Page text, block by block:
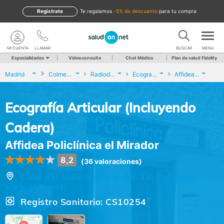
te regalamos -5% de descuento para tu compra
Regístrate
LLAMAR
MI CUENTA BUSCAR MENU
Especialidades Videoconsulta Chat Médico Plan de salud Fidelity
Madrid Colmenar Viejo Radiodiagnóstico Ecografía Articular (Incluyendo Cadera) Affidea Policlínica el Mirador
Ecografía Articular (Incluyendo
Cadera)
Affidea Policlínica el Mirador
8,2 (36 valoraciones)
Calle del Molino de Viento, 14, Colmenar
Registro Sanitario: CS10254